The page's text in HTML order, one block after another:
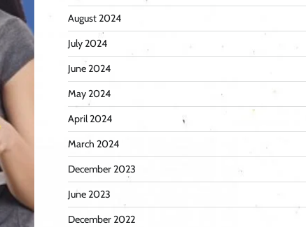
August 2024
July 2024
June 2024
May 2024
April 2024
March 2024
December 2023
June 2023
December 2022